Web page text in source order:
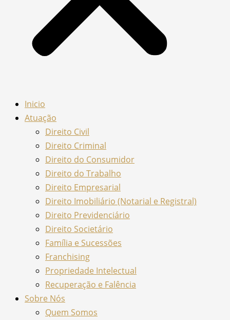
Inicio
Atuação
Direito Civil
Direito Criminal
Direito do Consumidor
Direito do Trabalho
Direito Empresarial
Direito Imobiliário (Notarial e Registral)
Direito Previdenciário
Direito Societário
Família e Sucessões
Franchising
Propriedade Intelectual
Recuperação e Falência
Sobre Nós
Quem Somos